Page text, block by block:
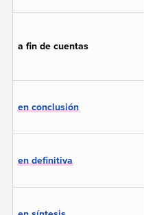
a fin de cuentas
en conclusión
en definitiva